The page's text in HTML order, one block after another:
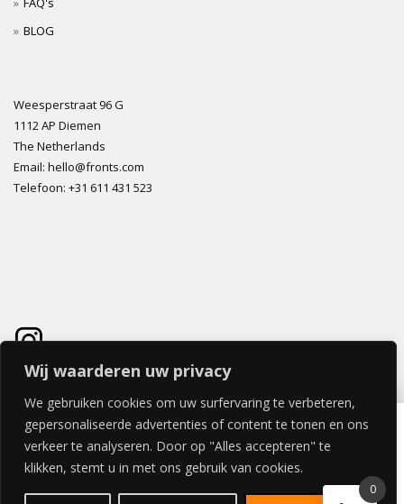
Wij waarderen uw privacy
We gebruiken cookies om uw surfervaring te verbeteren,
gepersonaliseerde advertenties of content te tonen en ons
verkeer te analyseren. Door op "Alles accepteren" te
klikken, stemt u in met ons gebruik van cookies.
BLOG
Weesperstraat 96 G
1112 AP Diemen
The Netherlands
Email: hello@fronts.com
Telefoon: +31 611 431 523
0
VIVO LADE 40x40cm
€55,66